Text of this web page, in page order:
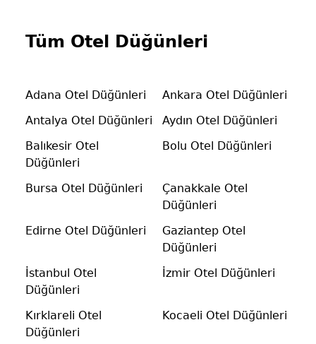
Tüm Otel Düğünleri
Adana Otel Düğünleri
Ankara Otel Düğünleri
Antalya Otel Düğünleri
Aydın Otel Düğünleri
Balıkesir Otel
Düğünleri
Bolu Otel Düğünleri
Bursa Otel Düğünleri
Çanakkale Otel
Düğünleri
Edirne Otel Düğünleri
Gaziantep Otel
Düğünleri
İstanbul Otel
Düğünleri
İzmir Otel Düğünleri
Kırklareli Otel
Düğünleri
Kocaeli Otel Düğünleri